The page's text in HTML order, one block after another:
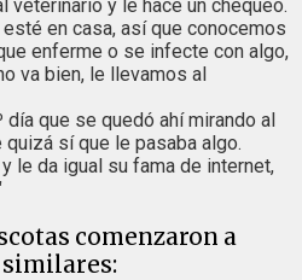
veterinario y le hace un chequeo.
en casa, así que conocemos
enferme o se infecte con algo,
va bien, le llevamos al
que se quedó ahí mirando al
sí que le pasaba algo.
le da igual su fama de internet,
comenzaron a